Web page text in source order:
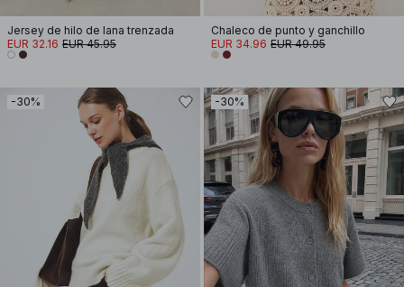
Jersey de hilo de lana trenzada
EUR 32.16 EUR 45.95
Chaleco de punto y ganchillo
EUR 34.96 EUR 49.95
-30% -30%